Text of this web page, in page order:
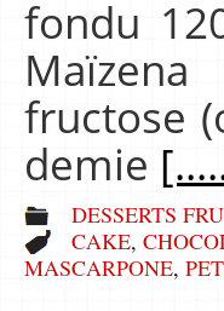
fondu
fructose
demie
DESSERTS
CAKE,
MASCARPONE,